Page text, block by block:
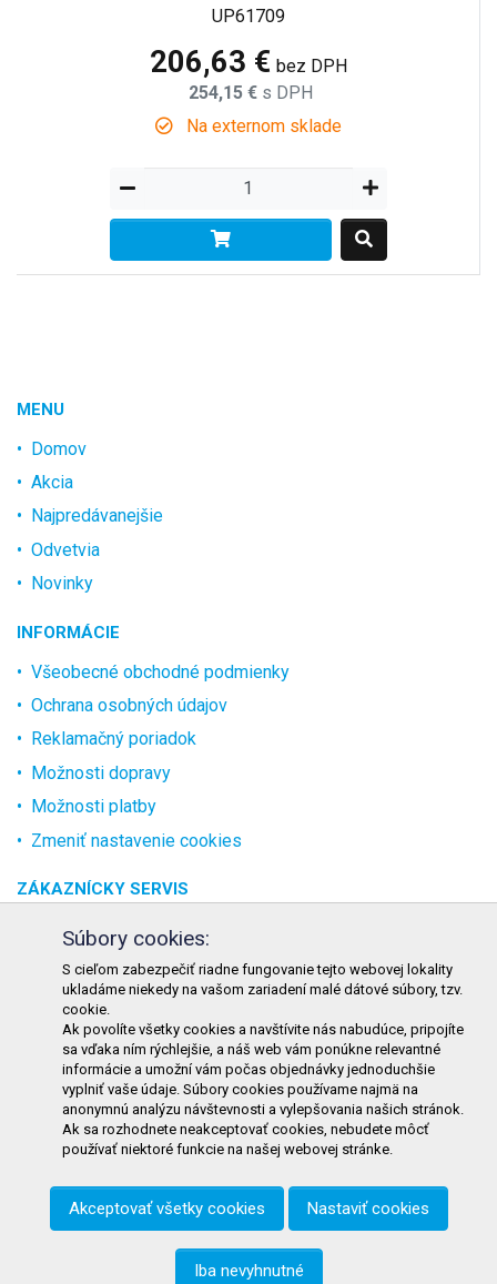
UP61709
206,63 € bez DPH
254,15 € s DPH
Na externom sklade
MENU
Domov
Akcia
Najpredávanejšie
Odvetvia
Novinky
INFORMÁCIE
Všeobecné obchodné podmienky
Ochrana osobných údajov
Reklamačný poriadok
Možnosti dopravy
Možnosti platby
Zmeniť nastavenie cookies
ZÁKAZNÍCKY SERVIS
O spoločnosti
Kontakt
Odstúpenie od zmluvy online
KONTAKT
TURON GASTRO s.r.o.
Starohorského 4328/3
031 01 Liptovský Mikuláš
Slovenská republika
Telefón:+421 911 585 730
objednavky@tgastro.sk
Súbory cookies:
S cieľom zabezpečiť riadne fungovanie tejto webovej lokality
ukladáme niekedy na vašom zariadení malé dátové súbory, tzv.
cookie.
Ak povolíte všetky cookies a navštívite nás nabudúce, pripojíte
sa vďaka ním rýchlejšie, a náš web vám ponúkne relevantné
informácie a umožní vám počas objednávky jednoduchšie
vyplniť vaše údaje. Súbory cookies používame najmä na
anonymnú analýzu návštevnosti a vylepšovania našich stránok.
Ak sa rozhodnete neakceptovať cookies, nebudete môcť
používať niektoré funkcie na našej webovej stránke.
Akceptovať všetky cookies Nastaviť cookies
Iba nevyhnutné